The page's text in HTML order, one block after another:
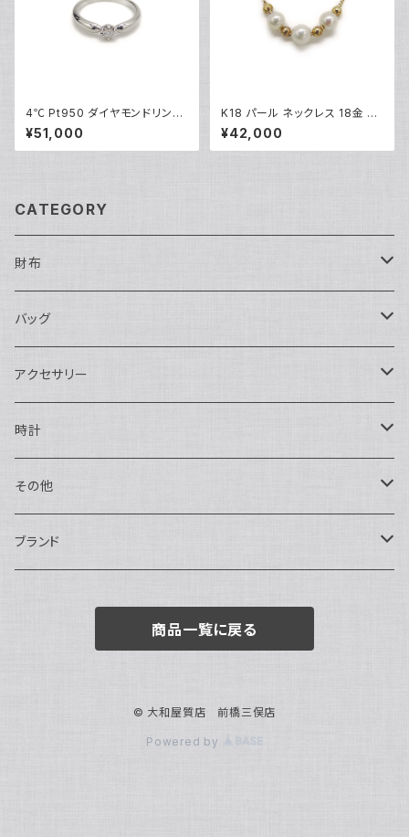
4℃ Pt950 ダイヤモンドリング
プラチナ 指輪 8号 Y05243
¥51,000
K18 パール ネックレス 18金 喜
平チェーン Y05173
¥42,000
CATEGORY
財布
長財布
二つ折り
バッグ
ショルダーバッグ・ボディバッグ
ハンドバッグ・ポーチ
トートバッグ
バックパック・リュックサック
ボストンバッグ
アクセサリー
ネックレス
指輪
ピアス・イヤリング
チャーム・キーホルダー
時計
アナログ・機械式
アナログ・クォーツ
その他
ペン・万年筆
ブランド
BOTTEGA VENETA
商品一覧に戻る
© 大和屋質店 前橋三俣店
Powered by